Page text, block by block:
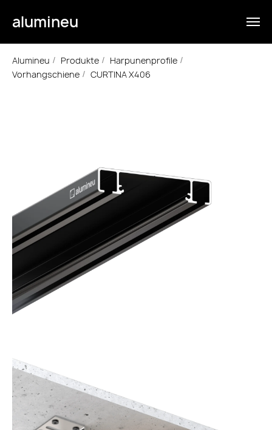
alumineu
Alumineu / Produkte / Harpunenprofile /
Vorhangschiene / CURTINA X406